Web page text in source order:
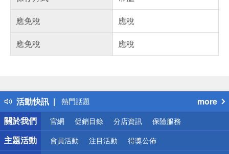
應免稅
應稅
應免稅
應稅
活動快訊
得獎公告
熱門話題
銀行優惠
偏遠地區配送
詐騙網頁！請小心！
more
關於我們
官網 促銷目錄 分店資訊 保險服務
主題活動 會員活動 注目活動 得獎公佈